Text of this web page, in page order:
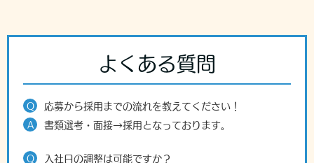
よくある質問
Q 応募から採用までの流れを教えてください！
A 書類選考・面接→採用となっております。
Q 入社日の調整は可能ですか？